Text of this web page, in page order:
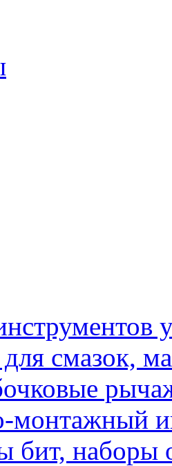
смазок,
монтажный
бит, наборы